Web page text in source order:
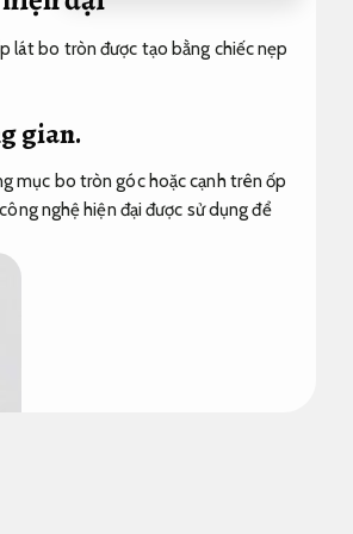
lát bo tròn được tạo bằng chiếc nẹp
gian.
mục bo tròn góc hoặc cạnh trên ốp
nghệ hiện đại được sử dụng để